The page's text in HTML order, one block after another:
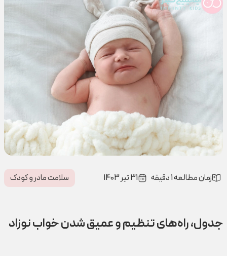
زمان مطالعه 1 دقیقه 31 تیر 1403 سلامت مادر و کودک
جدول، راه‌های تنظیم و عمیق شدن خواب نوزاد